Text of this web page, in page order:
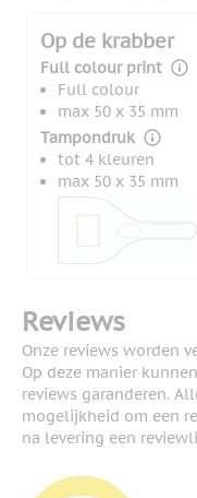
Op de krabber
Full colour print
Full colour
max 50 x 35 mm
Tampondruk
tot 4 kleuren
max 50 x 35 mm
Reviews
Onze reviews worden
Op deze manier
reviews garanderen.
mogelijkheid om een
na levering een